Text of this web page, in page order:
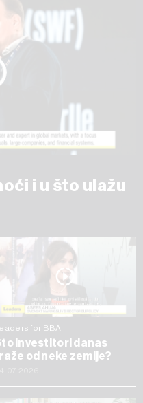
u bilo kojem trenutku
i u što ulažu
for BBA
investitori danas
od neke zemlje?